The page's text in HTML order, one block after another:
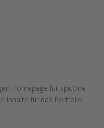
Homepage für spicOne
Inhalte für das Portfolio